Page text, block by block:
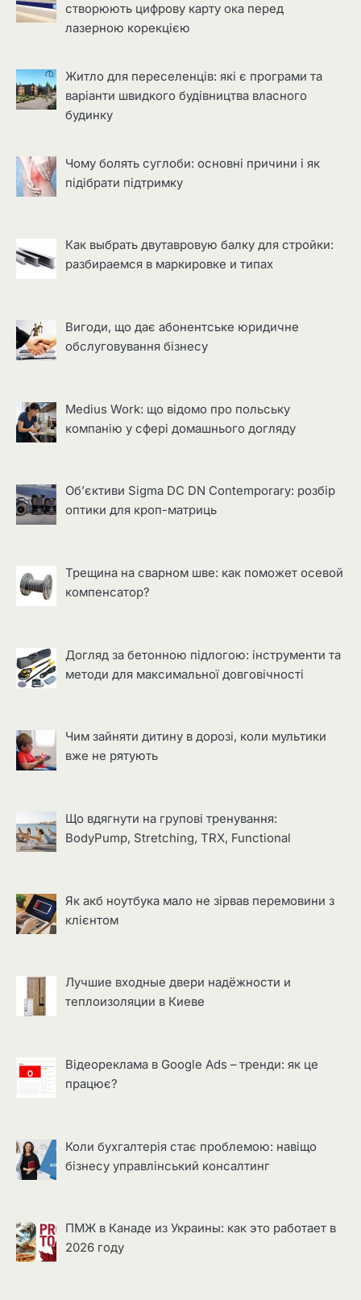
створюють цифрову карту ока перед
лазерною корекцією
Житло для переселенців: які є програми та
варіанти швидкого будівництва власного
будинку
Чому болять суглоби: основні причини і як
підібрати підтримку
Как выбрать двутавровую балку для стройки:
разбираемся в маркировке и типах
Вигоди, що дає абонентське юридичне
обслуговування бізнесу
Medius Work: що відомо про польську
компанію у сфері домашнього догляду
Об’єктиви Sigma DC DN Contemporary: розбір
оптики для кроп-матриць
Трещина на сварном шве: как поможет осевой
компенсатор?
Догляд за бетонною підлогою: інструменти та
методи для максимальної довговічності
Чим зайняти дитину в дорозі, коли мультики
вже не рятують
Що вдягнути на групові тренування:
BodyPump, Stretching, TRX, Functional
Як акб ноутбука мало не зірвав перемовини з
клієнтом
Лучшие входные двери надёжности и
теплоизоляции в Киеве
Відеореклама в Google Ads – тренди: як це
працює?
Коли бухгалтерія стає проблемою: навіщо
бізнесу управлінський консалтинг
ПМЖ в Канаде из Украины: как это работает в
2026 году